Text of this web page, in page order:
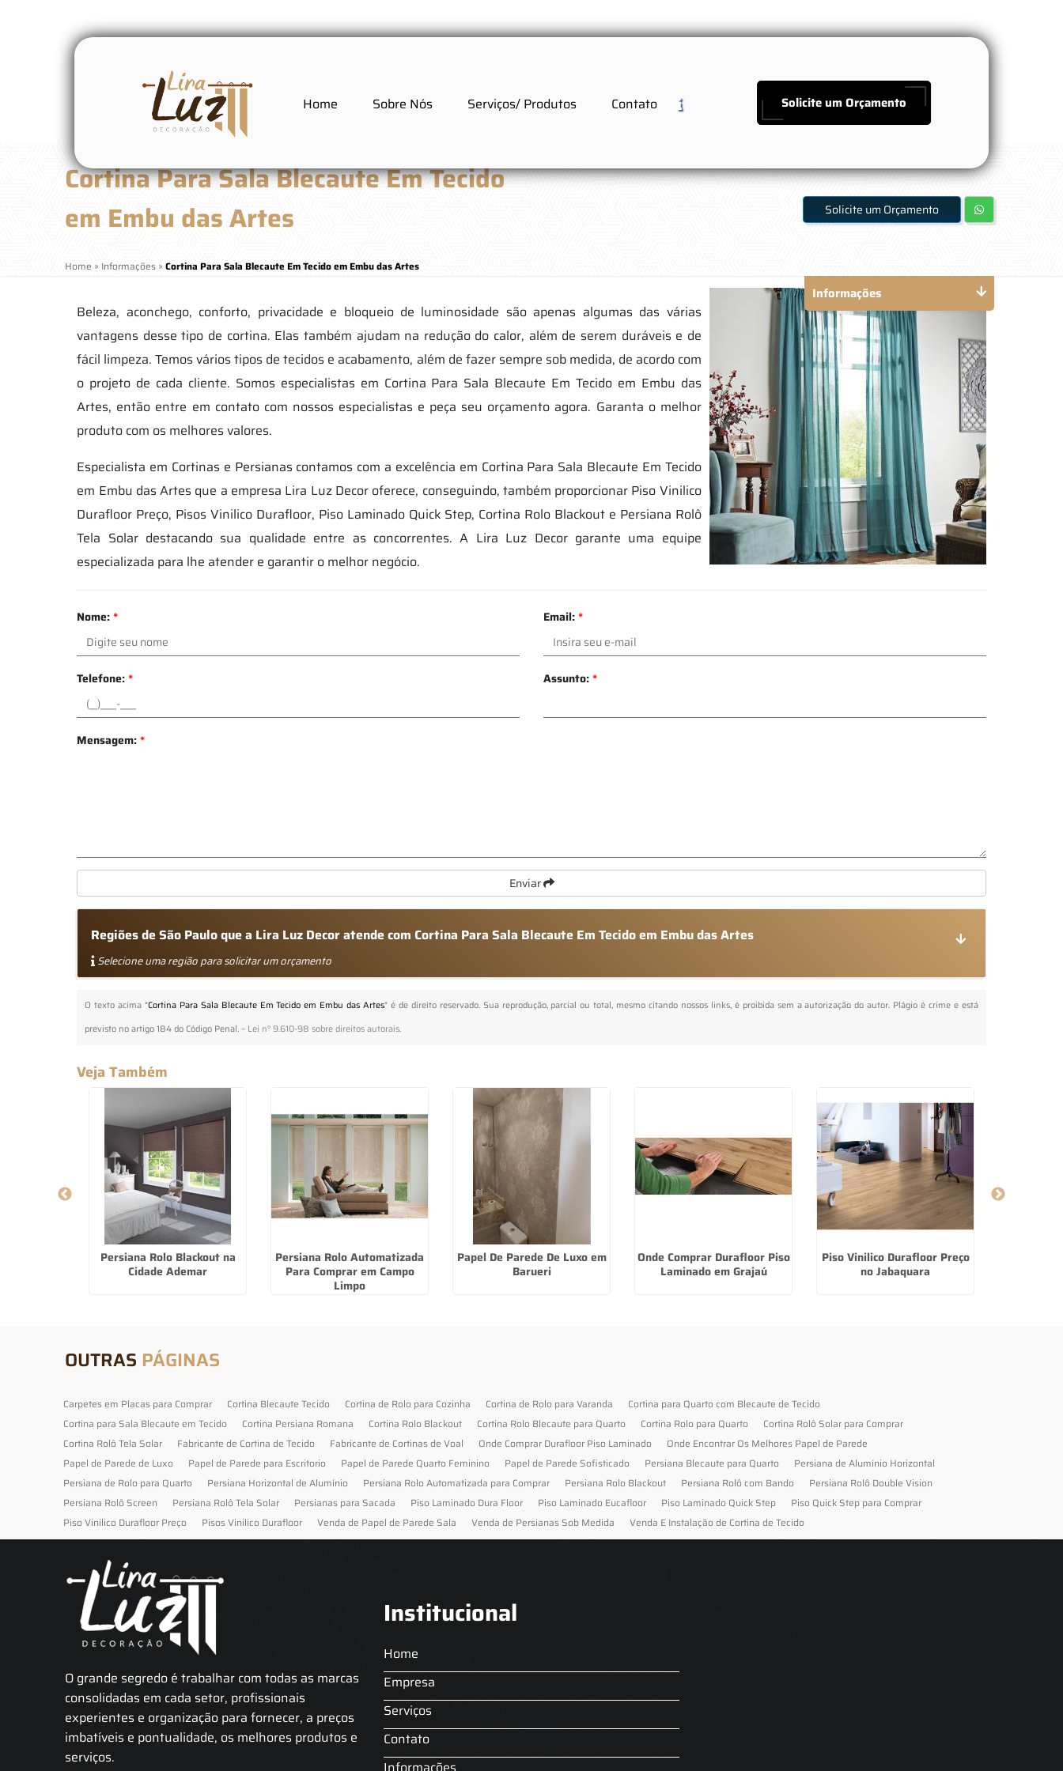
Home Sobre Nós Serviços/ Produtos Contato Solicite um Orçamento
Cortina Para Sala Blecaute Em Tecido
em Embu das Artes
Home » Informações »Cortina Para Sala Blecaute Em Tecido em Embu das Artes
Solicite um Orçamento
Beleza, aconchego, conforto, privacidade e bloqueio de luminosidade são apenas algumas das várias
vantagens desse tipo de cortina. Elas também ajudam na redução do calor, além de serem duráveis e de
fácil limpeza. Temos vários tipos de tecidos e acabamento, além de fazer sempre sob medida, de acordo com
o projeto de cada cliente. Somos especialistas em Cortina Para Sala Blecaute Em Tecido em Embu das
Artes, então entre em contato com nossos especialistas e peça seu orçamento agora. Garanta o melhor
produto com os melhores valores.
Especialista em Cortinas e Persianas contamos com a excelência em Cortina Para Sala Blecaute Em Tecido
em Embu das Artes que a empresa Lira Luz Decor oferece, conseguindo, também proporcionar Piso Vinilico
Durafloor Preço, Pisos Vinilico Durafloor, Piso Laminado Quick Step, Cortina Rolo Blackout e Persiana Rolô
Tela Solar destacando sua qualidade entre as concorrentes. A Lira Luz Decor garante uma equipe
especializada para lhe atender e garantir o melhor negócio.
Nome:* Email:*
Telefone:* Assunto:*
Mensagem:*
Enviar
Regiões de São Paulo que a Lira Luz Decor atende com Cortina Para Sala Blecaute Em Tecido em Embu das Artes
Selecione uma região para solicitar um orçamento
O texto acima "Cortina Para Sala Blecaute Em Tecido em Embu das Artes" é de direito reservado. Sua reprodução, parcial ou total, mesmo citando nossos links, é proibida sem a autorização do autor. Plágio é crime e está
previsto no artigo 184 do Código Penal. – Lei n° 9.610-98 sobre direitos autorais.
Informações
Veja Também
Persiana Rolo Blackout na
Cidade Ademar
Persiana Rolo Automatizada
Para Comprar em Campo
Limpo
Papel De Parede De Luxo em
Barueri
Onde Comprar Durafloor Piso
Laminado em Grajaú
Piso Vinilico Durafloor Preço
no Jabaquara
OUTRAS PÁGINAS
Carpetes em Placas para Comprar Cortina Blecaute Tecido Cortina de Rolo para Cozinha Cortina de Rolo para Varanda
Cortina para Quarto com Blecaute de Tecido
Cortina para Sala Blecaute em Tecido
Cortina Persiana Romana Cortina Rolo Blackout Cortina Rolo Blecaute para Quarto Cortina Rolo para Quarto
Cortina Rolô Solar para Comprar
Cortina Rolô Tela Solar
Fabricante de Cortina de Tecido Fabricante de Cortinas de Voal Onde Comprar Durafloor Piso Laminado
Onde Encontrar Os Melhores Papel de Parede
Papel de Parede de Luxo
Papel de Parede para Escritorio Papel de Parede Quarto Feminino Papel de Parede Sofisticado Persiana Blecaute para Quarto
Persiana de Alumínio Horizontal
Persiana de Rolo para Quarto
Persiana Horizontal de Alumínio Persiana Rolo Automatizada para Comprar Persiana Rolo Blackout Persiana Rolô com Bando
Persiana Rolô Double Vision
Persiana Rolô Screen
Persiana Rolô Tela Solar Persianas para Sacada Piso Laminado Dura Floor Piso Laminado Eucafloor Piso Laminado Quick Step
Piso Quick Step para Comprar
Piso Vinilico Durafloor Preço
Pisos Vinilico Durafloor Venda de Papel de Parede Sala Venda de Persianas Sob Medida Venda E Instalação de Cortina de Tecido
O grande segredo é trabalhar com todas as marcas
consolidadas em cada setor, profissionais
experientes e organização para fornecer, a preços
imbatíveis e pontualidade, os melhores produtos e
serviços.
Institucional
Home
Empresa
Serviços
Contato